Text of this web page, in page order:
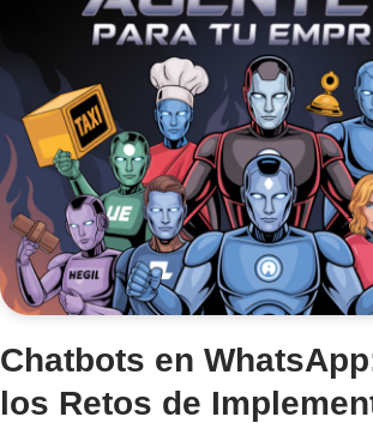
Chatbots en
los Retos de